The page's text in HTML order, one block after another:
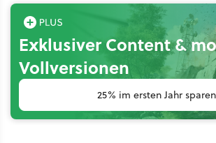
Exklusiver Content &
Vollversionen
25% im ersten Jahr sparen